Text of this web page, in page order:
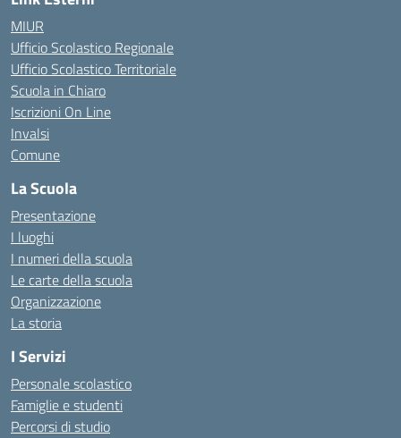
MIUR
Ufficio Scolastico Regionale
Ufficio Scolastico Territoriale
Scuola in Chiaro
Iscrizioni On Line
Invalsi
Comune
La Scuola
Presentazione
I luoghi
I numeri della scuola
Le carte della scuola
Organizzazione
La storia
I Servizi
Personale scolastico
Famiglie e studenti
Percorsi di studio